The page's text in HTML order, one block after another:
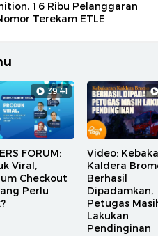
16 Ribu Pelanggaran
Terekam ETLE
39:41
FORUM:
Viral,
Checkout
Perlu
Video:
Kaldera
Berhasil
Dipadamkan,
Petugas
Lakukan
Pendinginan